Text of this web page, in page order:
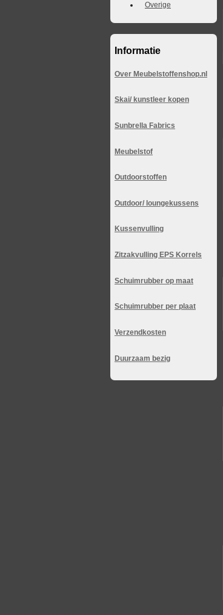
Overige
Informatie
Over Meubelstoffenshop.nl
Skai/ kunstleer kopen
Sunbrella Fabrics
Meubelstof
Outdoorstoffen
Outdoor/ loungekussens
Kussenvulling
Zitzakvulling EPS Korrels
Schuimrubber op maat
Schuimrubber per plaat
Verzendkosten
Duurzaam bezig